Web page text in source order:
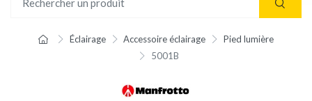
Éclairage Accessoire éclairage
Pied lumière
5001B